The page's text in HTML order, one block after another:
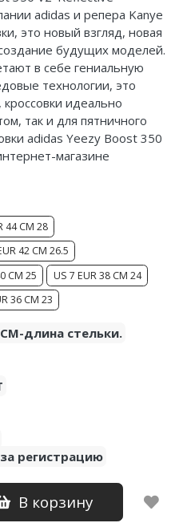
adidas и репера Kanye
это новый взгляд, новая
будущих моделей.
в себе гениальную
технологии, это
идеально
так и для пятничного
adidas Yeezy Boost 350
магазине
44 CM 28
42 CM 26.5
CM 25
US 7 EUR 38 CM 24
36 CM 23
длина стельки.
регистрацию
В корзину